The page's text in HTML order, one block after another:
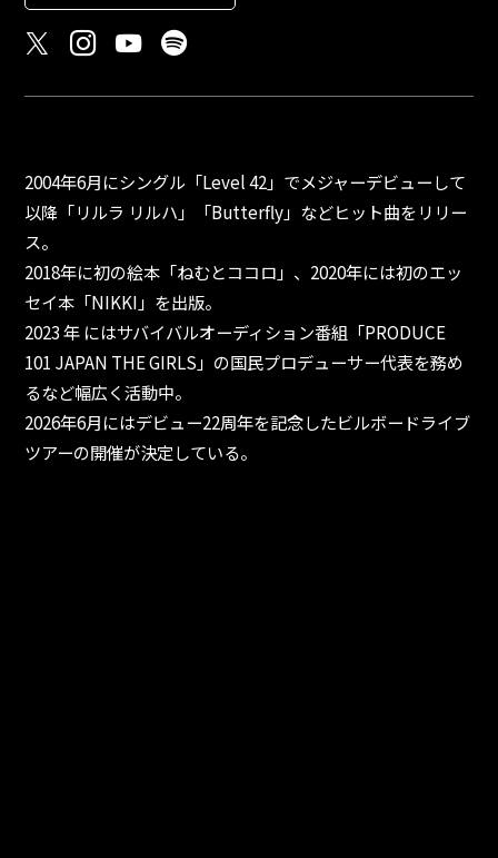
2004年6月にシングル「Level 42」でメジャーデビューして
以降「リルラ リルハ」「Butterfly」などヒット曲をリリー
ス。
2018年に初の絵本「ねむとココロ」、2020年には初のエッ
セイ本「NIKKI」を出版。
2023 年 にはサバイバルオーディション番組「PRODUCE
101 JAPAN THE GIRLS」の国民プロデューサー代表を務め
るなど幅広く活動中。
2026年6月にはデビュー22周年を記念したビルボードライブ
ツアーの開催が決定している。